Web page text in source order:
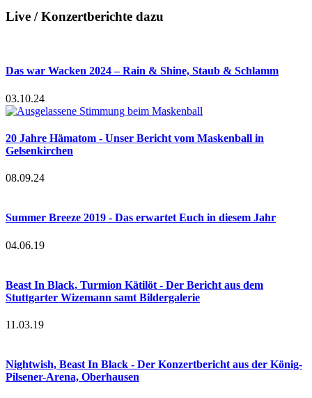
Live / Konzertberichte dazu
Das war Wacken 2024 – Rain & Shine, Staub & Schlamm
03.10.24
20 Jahre Hämatom - Unser Bericht vom Maskenball in
Gelsenkirchen
08.09.24
Summer Breeze 2019 - Das erwartet Euch in diesem Jahr
04.06.19
Beast In Black, Turmion Kätilöt - Der Bericht aus dem
Stuttgarter Wizemann samt Bildergalerie
11.03.19
Nightwish, Beast In Black - Der Konzertbericht aus der König-
Pilsener-Arena, Oberhausen